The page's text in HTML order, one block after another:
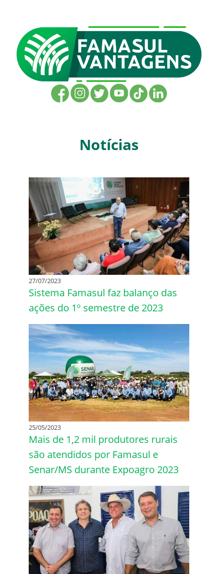
Notícias
27/07/2023
Sistema Famasul faz balanço das
ações do 1º semestre de 2023
25/05/2023
Mais de 1,2 mil produtores rurais
são atendidos por Famasul e
Senar/MS durante Expoagro 2023